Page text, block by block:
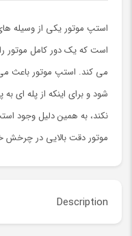
استپ موتور یکی از وسیله
است که یک دور کامل موتور
می کند. استپ موتور باعث
شود و برای اینکه از پله ای
نکند، به همین دلیل وجود
موتور دقت بالایی در چرخش
Description